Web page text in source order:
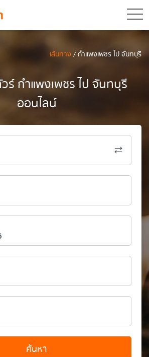
เส้นทาง/ กำแพงเพชร ไป จันทบุรี
ร์ กำแพงเพชร ไป จันทบุรี
ออนไลน์
ค้นหา